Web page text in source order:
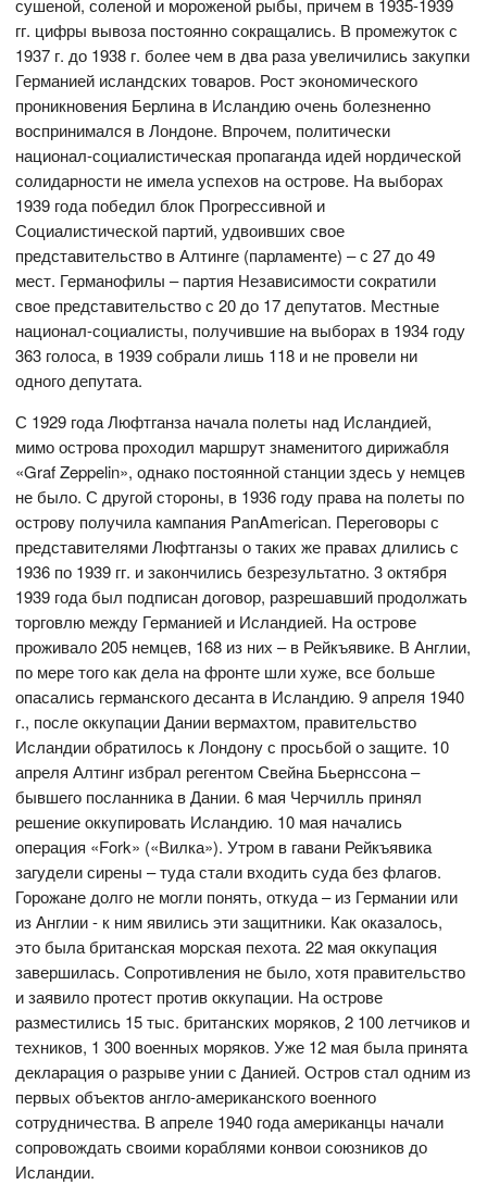
сушеной, соленой и мороженой рыбы, причем в 1935-1939
гг. цифры вывоза постоянно сокращались. В промежуток с
1937 г. до 1938 г. более чем в два раза увеличились закупки
Германией исландских товаров. Рост экономического
проникновения Берлина в Исландию очень болезненно
воспринимался в Лондоне. Впрочем, политически
национал-социалистическая пропаганда идей нордической
солидарности не имела успехов на острове. На выборах
1939 года победил блок Прогрессивной и
Социалистической партий, удвоивших свое
представительство в Алтинге (парламенте) – с 27 до 49
мест. Германофилы – партия Независимости сократили
свое представительство с 20 до 17 депутатов. Местные
национал-социалисты, получившие на выборах в 1934 году
363 голоса, в 1939 собрали лишь 118 и не провели ни
одного депутата.
С 1929 года Люфтганза начала полеты над Исландией,
мимо острова проходил маршрут знаменитого дирижабля
«Graf Zeppelin», однако постоянной станции здесь у немцев
не было. С другой стороны, в 1936 году права на полеты по
острову получила кампания PanAmerican. Переговоры с
представителями Люфтганзы о таких же правах длились с
1936 по 1939 гг. и закончились безрезультатно. 3 октября
1939 года был подписан договор, разрешавший продолжать
торговлю между Германией и Исландией. На острове
проживало 205 немцев, 168 из них – в Рейкъявике. В Англии,
по мере того как дела на фронте шли хуже, все больше
опасались германского десанта в Исландию. 9 апреля 1940
г., после оккупации Дании вермахтом, правительство
Исландии обратилось к Лондону с просьбой о защите. 10
апреля Алтинг избрал регентом Свейна Бьернссона –
бывшего посланника в Дании. 6 мая Черчилль принял
решение оккупировать Исландию. 10 мая начались
операция «Fork» («Вилка»). Утром в гавани Рейкъявика
загудели сирены – туда стали входить суда без флагов.
Горожане долго не могли понять, откуда – из Германии или
из Англии - к ним явились эти защитники. Как оказалось,
это была британская морская пехота. 22 мая оккупация
завершилась. Сопротивления не было, хотя правительство
и заявило протест против оккупации. На острове
разместились 15 тыс. британских моряков, 2 100 летчиков и
техников, 1 300 военных моряков. Уже 12 мая была принята
декларация о разрыве унии с Данией. Остров стал одним из
первых объектов англо-американского военного
сотрудничества. В апреле 1940 года американцы начали
сопровождать своими кораблями конвои союзников до
Исландии.